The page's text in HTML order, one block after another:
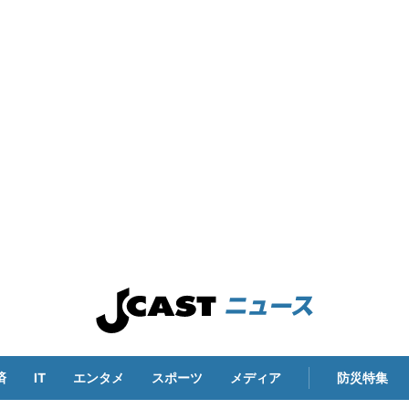
IT エンタメ スポーツ メディア 防災特集